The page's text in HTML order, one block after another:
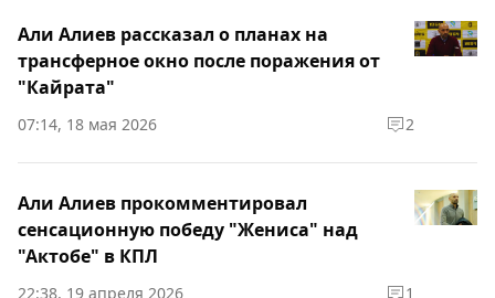
Али Алиев рассказал о планах на
трансферное окно после поражения от
"Кайрата"
07:14, 18 мая 2026 2
Али Алиев прокомментировал
сенсационную победу "Жениса" над
"Актобе" в КПЛ
22:38, 19 апреля 2026 1